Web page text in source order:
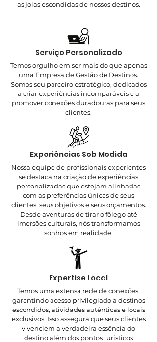
as joias escondidas de nossos destinos.
Serviço Personalizado
Temos orgulho em ser mais do que apenas
uma Empresa de Gestão de Destinos.
Somos seu parceiro estratégico, dedicados
a criar experiências incomparáveis e a
promover conexões duradouras para seus
clientes.
Experiências Sob Medida
Nossa equipe de profissionais experientes
se destaca na criação de experiências
personalizadas que estejam alinhadas
com as preferências únicas de seus
clientes, seus objetivos e seus orçamentos.
Desde aventuras de tirar o fôlego até
imersões culturais, nós transformamos
sonhos em realidade.
Expertise Local
Temos uma extensa rede de conexões,
garantindo acesso privilegiado a destinos
escondidos, atividades autênticas e locais
exclusivos. Isso assegura que seus clientes
vivenciem a verdadeira essência do
destino além dos pontos turísticos